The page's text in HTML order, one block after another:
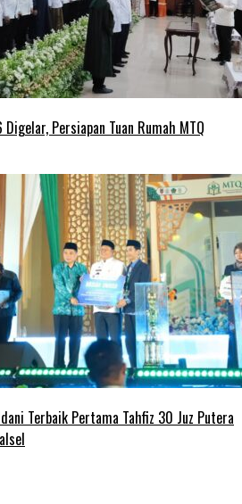
Digelar, Persiapan Tuan Rumah MTQ
Terbaik Pertama Tahfiz 30 Juz Putera